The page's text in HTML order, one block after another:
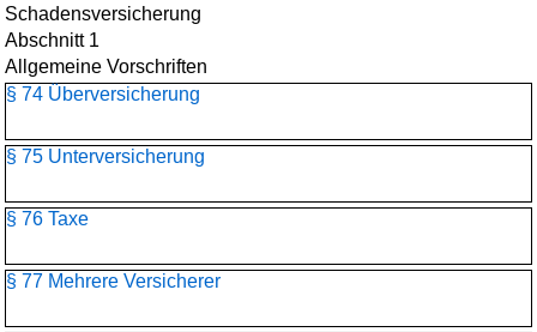
Schadensversicherung
Abschnitt 1
Allgemeine Vorschriften
§ 74 Überversicherung
§ 75 Unterversicherung
§ 76 Taxe
§ 77 Mehrere Versicherer